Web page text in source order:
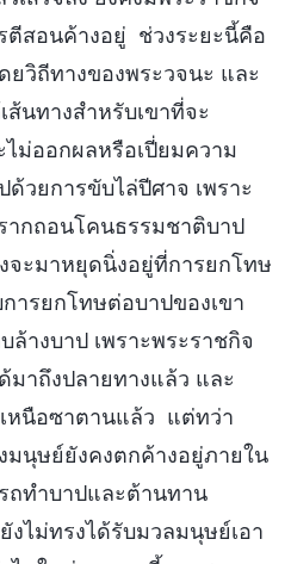
ตีสอนค้างอยู่ ช่วงระยะนี้คือ
วิถีทางของพระวจนะ และ
ส้นทางสำหรับเขาที่จะ
ม่ออกผลหรือเปี่ยมความ
วยการขับไล่ปีศาจ เพราะ
ากถอนโคนธรรมชาติบาป
ะมาหยุดนิ่งอยู่ที่การยกโทษ
ารยกโทษต่อบาปของเขา
ล้างบาป เพราะพระราชกิจ
มาถึงปลายทางแล้ว และ
หนือซาตานแล้ว แต่ทว่า
มนุษย์ยังคงตกค้างอยู่ภายใน
ถทำบาปและต้านทาน
งไม่ทรงได้รับมวลมนุษย์เอา